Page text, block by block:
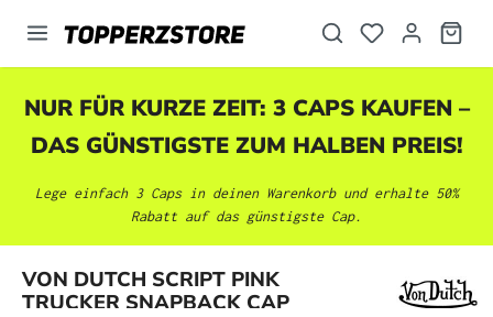
springen
NUR FÜR KURZE ZEIT: 3 CAPS KAUFEN –
DAS GÜNSTIGSTE ZUM HALBEN PREIS!
Lege einfach 3 Caps in deinen Warenkorb und erhalte 50%
Rabatt auf das günstigste Cap.
VON DUTCH SCRIPT PINK
TRUCKER SNAPBACK CAP
Bildergalerie überspringen